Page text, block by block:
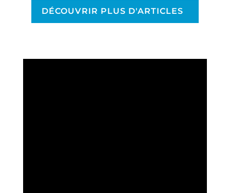
DÉCOUVRIR PLUS D'ARTICLES